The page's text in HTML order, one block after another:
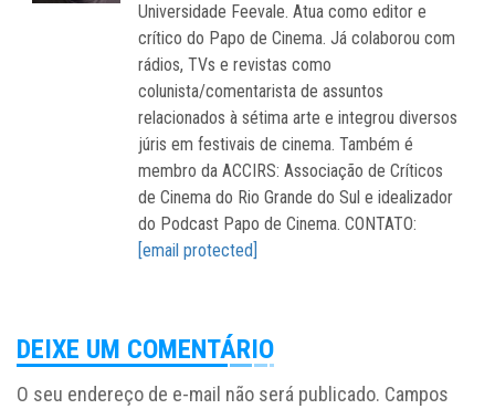
Universidade Feevale. Atua como editor e
crítico do Papo de Cinema. Já colaborou com
rádios, TVs e revistas como
colunista/comentarista de assuntos
relacionados à sétima arte e integrou diversos
júris em festivais de cinema. Também é
membro da ACCIRS: Associação de Críticos
de Cinema do Rio Grande do Sul e idealizador
do Podcast Papo de Cinema. CONTATO:
[email protected]
DEIXE UM COMENTÁRIO
O seu endereço de e-mail não será publicado. Campos